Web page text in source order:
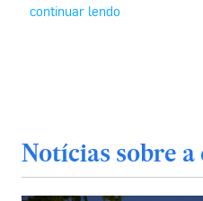
continuar lendo
Notícias sobre a